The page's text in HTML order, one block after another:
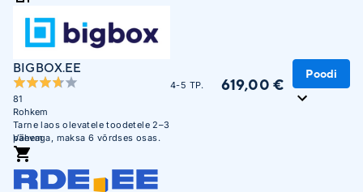
BIGBOX.EE
81
Rohkem
Tarne laos olevatele toodetele 2–3
päevaga, maksa 6 võrdses osas.
Vähem
4-5 TP. 619,00 €
Poodi